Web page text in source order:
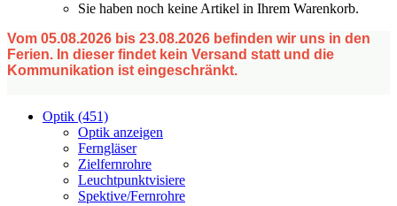
Sie haben noch keine Artikel in Ihrem Warenkorb.
Vom 05.08.2026 bis 23.08.2026 befinden wir uns in den
Ferien. In dieser findet kein Versand statt und die
Kommunikation ist eingeschränkt.
Optik (451)
Optik anzeigen
Ferngläser
Zielfernrohre
Leuchtpunktvisiere
Spektive/Fernrohre